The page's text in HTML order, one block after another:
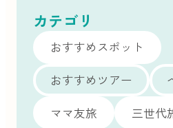
カテゴリ
おすすめスポット
おすすめツアー
ママ友旅
三世代